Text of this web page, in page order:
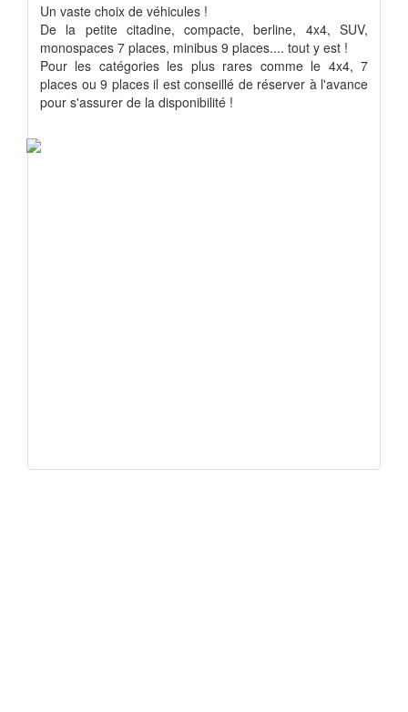
Un vaste choix de véhicules !
De la petite citadine, compacte, berline, 4x4, SUV,
monospaces 7 places, minibus 9 places.... tout y est !
Pour les catégories les plus rares comme le 4x4, 7
places ou 9 places il est conseillé de réserver à l'avance
pour s'assurer de la disponibilité !